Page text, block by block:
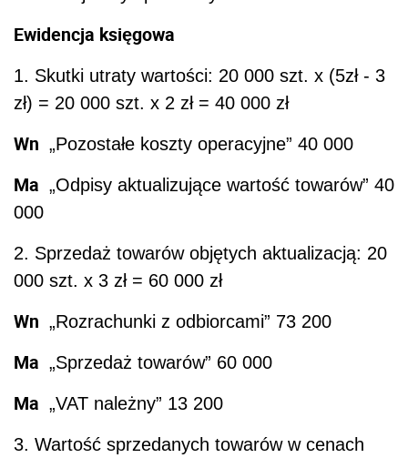
Ewidencja księgowa
1. Skutki utraty wartości: 20 000 szt. x (5zł - 3
zł) = 20 000 szt. x 2 zł = 40 000 zł
Wn „Pozostałe koszty operacyjne” 40 000
Ma „Odpisy aktualizujące wartość towarów” 40
000
2. Sprzedaż towarów objętych aktualizacją: 20
000 szt. x 3 zł = 60 000 zł
Wn „Rozrachunki z odbiorcami” 73 200
Ma „Sprzedaż towarów” 60 000
Ma „VAT należny” 13 200
3. Wartość sprzedanych towarów w cenach